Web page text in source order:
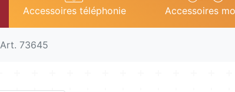
Accessoires téléphonie Accessoires
Art. 73645